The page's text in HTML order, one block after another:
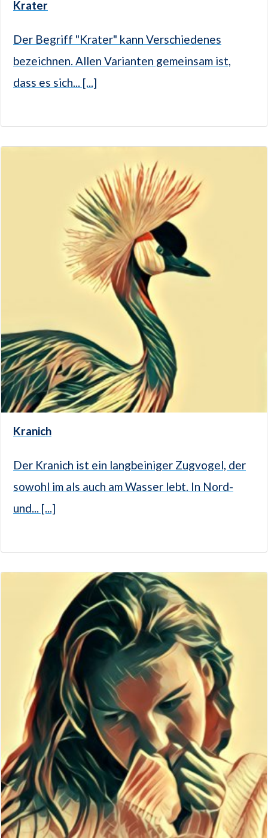
Krater
Der Begriff "Krater" kann Verschiedenes
bezeichnen. Allen Varianten gemeinsam ist,
dass es sich... [...]
Kranich
Der Kranich ist ein langbeiniger Zugvogel, der
sowohl im als auch am Wasser lebt. In Nord-
und... [...]